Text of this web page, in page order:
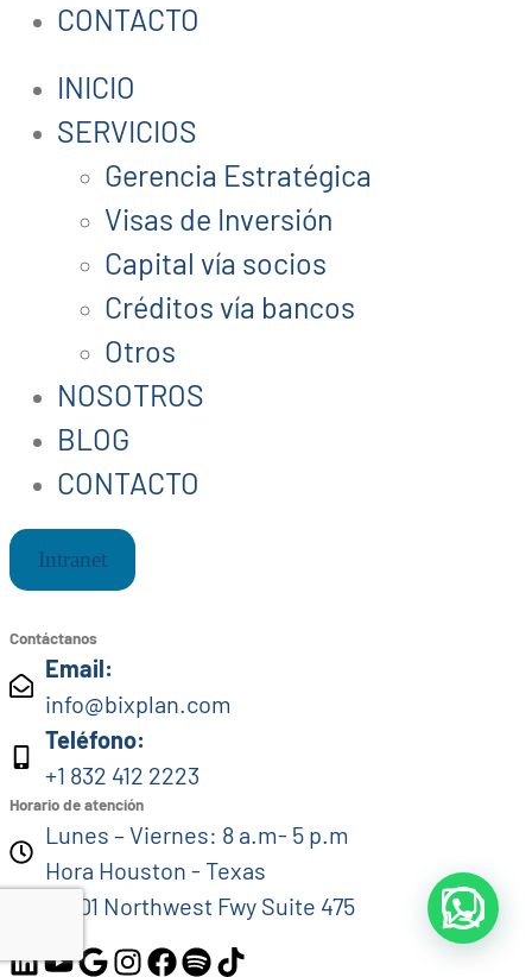
CONTACTO
INICIO
SERVICIOS
Gerencia Estratégica
Visas de Inversión
Capital vía socios
Créditos vía bancos
Otros
NOSOTROS
BLOG
CONTACTO
Intranet
Contáctanos
Email:
info@bixplan.com
Teléfono:
+1 832 412 2223
Horario de atención
Lunes – Viernes: 8 a.m- 5 p.m
Hora Houston - Texas
13201 Northwest Fwy Suite 475